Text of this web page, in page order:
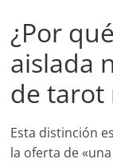
¿Por
aislada
de tarot
Esta distinción
la oferta de